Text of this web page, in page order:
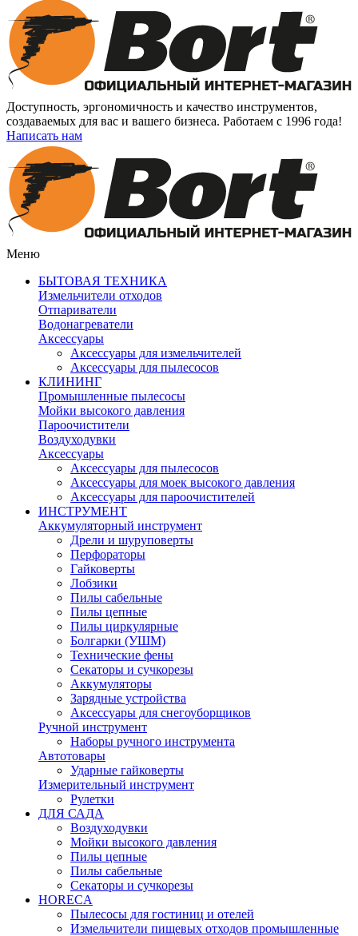
Доступность, эргономичность и качество инструментов,
создаваемых для вас и вашего бизнеса. Работаем с 1996 года!
Написать нам
Меню
БЫТОВАЯ ТЕХНИКА
Измельчители отходов
Отпариватели
Водонагреватели
Аксессуары
Аксессуары для измельчителей
Аксессуары для пылесосов
КЛИНИНГ
Промышленные пылесосы
Мойки высокого давления
Пароочистители
Воздуходувки
Аксессуары
Аксессуары для пылесосов
Аксессуары для моек высокого давления
Аксессуары для пароочистителей
ИНСТРУМЕНТ
Аккумуляторный инструмент
Дрели и шуруповерты
Перфораторы
Гайковерты
Лобзики
Пилы сабельные
Пилы цепные
Пилы циркулярные
Болгарки (УШМ)
Технические фены
Секаторы и сучкорезы
Аккумуляторы
Зарядные устройства
Аксессуары для снегоуборщиков
Ручной инструмент
Наборы ручного инструмента
Автотовары
Ударные гайковерты
Измерительный инструмент
Рулетки
ДЛЯ САДА
Воздуходувки
Мойки высокого давления
Пилы цепные
Пилы сабельные
Секаторы и сучкорезы
HORECA
Пылесосы для гостиниц и отелей
Измельчители пищевых отходов промышленные